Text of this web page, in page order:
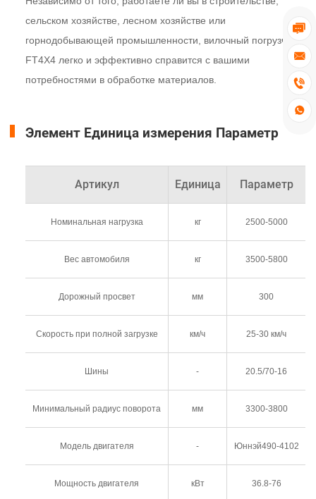




сельском хозяйстве, лесном хозяйстве или
горнодобывающей промышленности, вилочный погрузчик
FT4X4 легко и эффективно справится с вашими
потребностями в обработке материалов.
Элемент Единица измерения Параметр
Артикул Единица Параметр
Номинальная нагрузка кг 2500-5000
Вес автомобиля кг 3500-5800
Дорожный просвет мм 300
Скорость при полной загрузке км/ч 25-30 км/ч
Шины - 20.5/70-16
Минимальный радиус поворота мм 3300-3800
Модель двигателя - Юннэй490-4102
Мощность двигателя кВт 36.8-76